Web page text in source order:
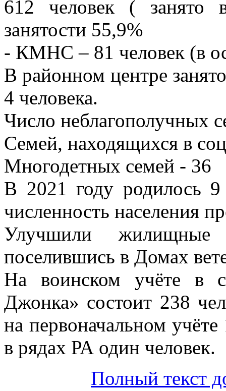
612 человек ( занято
занятости 55,9%
- КМНС – 81 человек (в
В районном центре
4 человека.
Число неблагополучных
Семей, находящихся в
Многодетных семей - 36
В 2021 году родилось
численность населения
Улучшили жилищные
поселившись в Домах
На воинском учёте в
Джонка» состоит 238
на первоначальном
в рядах РА один человек.
Полный текст